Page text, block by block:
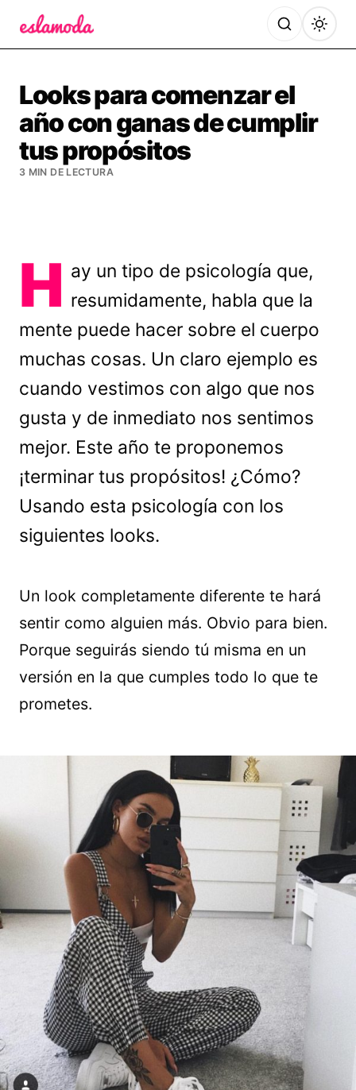
Looks para comenzar el
año con ganas de cumplir
tus propósitos
3 MIN DE LECTURA
H ay un tipo de psicología que,
resumidamente, habla que la
mente puede hacer sobre el cuerpo
muchas cosas. Un claro ejemplo es
cuando vestimos con algo que nos
gusta y de inmediato nos sentimos
mejor. Este año te proponemos
¡terminar tus propósitos! ¿Cómo?
Usando esta psicología con los
siguientes looks.
Un look completamente diferente te hará
sentir como alguien más. Obvio para bien.
Porque seguirás siendo tú misma en un
versión en la que cumples todo lo que te
prometes.